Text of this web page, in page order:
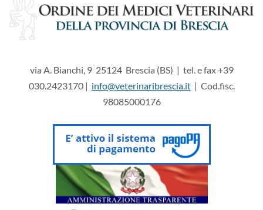
via A. Bianchi, 9 25124 Brescia (BS) | tel. e fax +39
030.2423170 | info@veterinaribrescia.it| Cod.fisc.
98085000176